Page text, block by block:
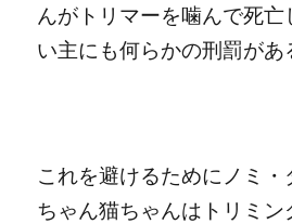
んがトリマーを噛んで死
い主にも何らかの刑罰があ
これを避けるためにノミ
ちゃん猫ちゃんはトリミン